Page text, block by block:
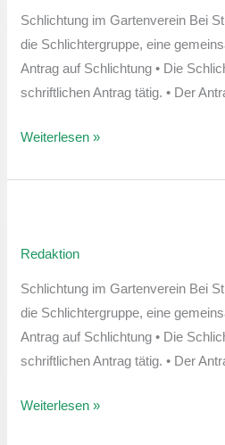
Schlichtung im Gartenverein Bei
die Schlichtergruppe, eine
Antrag auf Schlichtung • Die
schriftlichen Antrag tätig. • Der
Weiterlesen »
Redaktion
Schlichtung im Gartenverein Bei
die Schlichtergruppe, eine
Antrag auf Schlichtung • Die
schriftlichen Antrag tätig. • Der
Schlichtergruppe
Weiterlesen »